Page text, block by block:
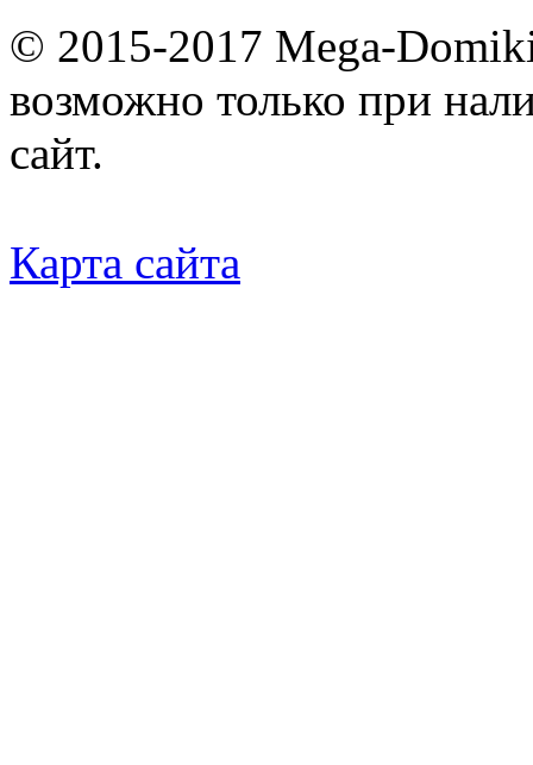
© 2015-2017 Mega-
возможно только при
сайт.
Карта сайта